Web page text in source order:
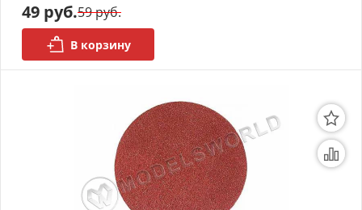
49 руб.59 руб.
В корзину